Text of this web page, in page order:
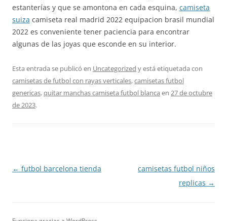
estanterías y que se amontona en cada esquina, camiseta
suiza camiseta real madrid 2022 equipacion brasil mundial
2022 es conveniente tener paciencia para encontrar
algunas de las joyas que esconde en su interior.
Esta entrada se publicó en Uncategorized y está etiquetada con
camisetas de futbol con rayas verticales,camisetas futbol
genericas,quitar manchas camiseta futbol blanca en 27 de octubre
de 2023.
Navegación
← futbol barcelona tienda
camisetas futbol niños
replicas →